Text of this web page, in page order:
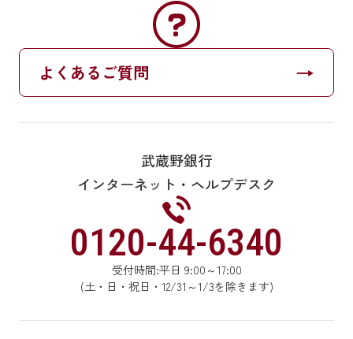
振込、税金・料金の支払、定期預金の解約の実行に
は、ご本人確認のための追加認証が必要になります。
武蔵野銀行にお届けの電話番号に、SMS(ショートメッ
す。
振込手数料は、武蔵野銀行口座間の場合は無料となり
振替の一日の上限金額は100万円です。
税金・料金支払のバーコードによるお支払いの一日の
上限金額は30万円です。地方税統一QRコードでのお支
払いの場合上限はありません。
※QRコードは株式会社デンソーウェーブの登録商標で
税金・料金支払は領収書は発行されません。
のお客さまが対象です。投資信託のお取引は、18歳以
よくあるご質問 →
武蔵野銀行
インターネット・ヘルプデスク
0120-44-6340
受付時間:平日 9:00～17:00
(土・日・祝日・12/31～1/3を除きます)